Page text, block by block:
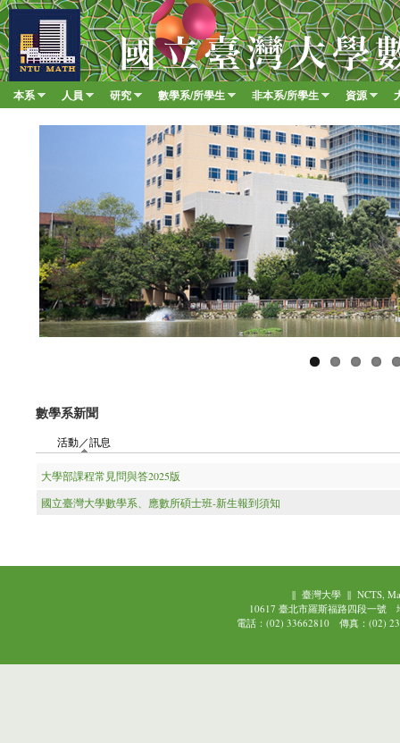
移至
臺
大
數
學Main menu
本系 人員 研究 數學系/所學生 非本系/所學生 資源
數學系新聞
活動／訊息
大學部課程常見問與答2025版
國立臺灣大學數學系、應數所碩士班-新生報到須知
|| 臺灣大學|| NCTS,
10617 臺北市羅斯福路四段一號
電話：(02) 33662810 傳真：(02)